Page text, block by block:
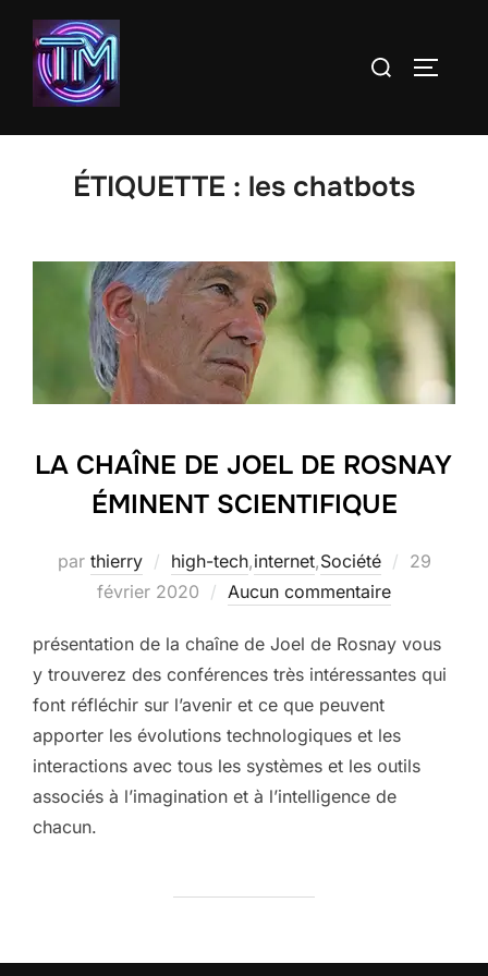
Aller
contenu
Rechercher :
ÉTIQUETTE : les chatbots
LA CHAÎNE DE JOEL DE ROSNAY
ÉMINENT SCIENTIFIQUE
par thierry high-tech,internet,Société
Publié
29
février 2020
Aucun commentaire
présentation de la chaîne de Joel de Rosnay vous
y trouverez des conférences très intéressantes qui
font réfléchir sur l’avenir et ce que peuvent
apporter les évolutions technologiques et les
interactions avec tous les systèmes et les outils
associés à l’imagination et à l’intelligence de
chacun.